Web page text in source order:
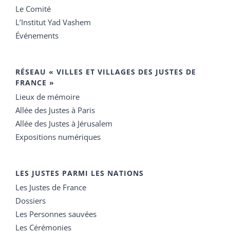
Le Comité
L’Institut Yad Vashem
Événements
RÉSEAU « VILLES ET VILLAGES DES JUSTES DE
FRANCE »
Lieux de mémoire
Allée des Justes à Paris
Allée des Justes à Jérusalem
Expositions numériques
LES JUSTES PARMI LES NATIONS
Les Justes de France
Dossiers
Les Personnes sauvées
Les Cérémonies